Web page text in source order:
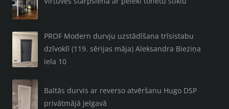
PROF Modern durvju uzstādīšana trīsistabu
dzīvoklī (119. sērijas māja) Aleksandra Bieziņa
iela 10
Baltās durvis ar reverso atvēršanu Hugo DSP
privātmājā Jelgavā